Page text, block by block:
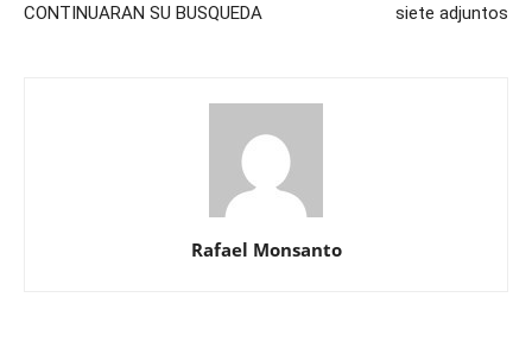
CONTINUARAN SU BUSQUEDA
siete adjuntos
Rafael Monsanto